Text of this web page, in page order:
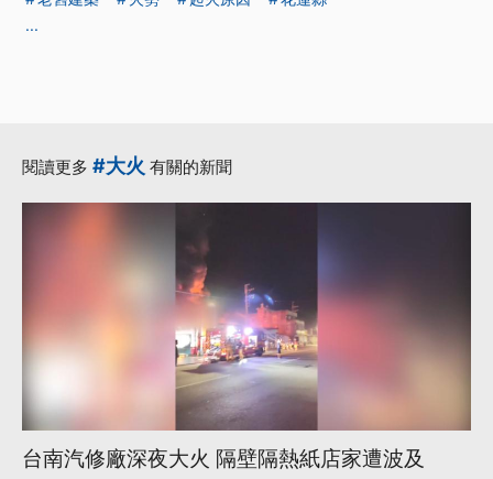
...
閱讀更多 #大火 有關的新聞
台南汽修廠深夜大火 隔壁隔熱紙店家遭波及